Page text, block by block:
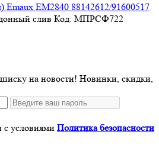
EM2840 88142612/91600517
слив Код: МПРСФ722
на новости! Новинки, скидки,
с условиями Политика безопасности